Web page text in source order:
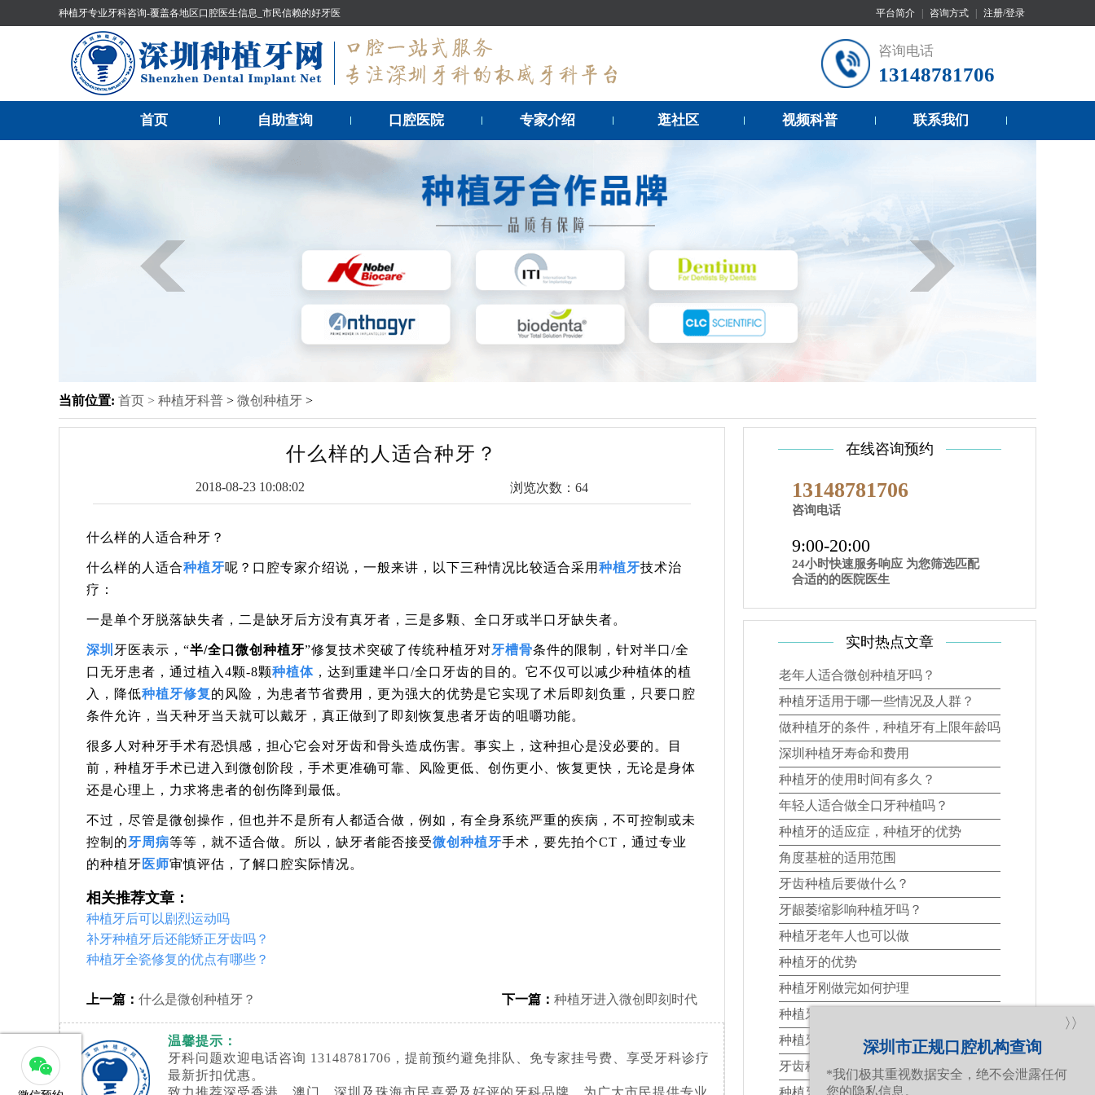
种植牙专业牙科咨询-覆盖各地区口腔医生信息_市民信赖的好牙医 平台简介 咨询方式 注册/登录
咨询电话
13148781706
首页 自助查询 口腔医院 专家介绍 逛社区 视频科普 联系我们
当前位置: 首页 > 种植牙科普 > 微创种植牙 >
什么样的人适合种牙？
2018-08-23 10:08:02 浏览次数：64
什么样的人适合种牙？
什么样的人适合种植牙呢？口腔专家介绍说，一般来讲，以下三种情况比较适合采用 种植牙技术治
疗：
一是单个牙脱落缺失者，二是缺牙后方没有真牙者，三是多颗、全口牙或半口牙缺失者。
深圳 牙医表示，“半/全口微创种植牙”修复技术突破了传统种植牙对牙槽骨条件的限制，针对半口/全
口无牙患者，通过植入4颗-8颗种植体，达到重建半口/全口牙齿的目的。它不仅可以减少种植体的植
入，降低种植牙修复的风险，为患者节省费用，更为强大的优势是它实现了术后即刻负重，只要口腔
条件允许，当天种牙当天就可以戴牙，真正做到了即刻恢复患者牙齿的咀嚼功能。
很多人对种牙手术有恐惧感，担心它会对牙齿和骨头造成伤害。事实上，这种担心是没必要的。目
前，种植牙手术已进入到微创阶段，手术更准确可靠、风险更低、创伤更小、恢复更快，无论是身体
还是心理上，力求将患者的创伤降到最低。
不过，尽管是微创操作，但也并不是所有人都适合做，例如，有全身系统严重的疾病，不可控制或未
控制的 牙周病等等，就不适合做。所以，缺牙者能否接受微创种植牙手术，要先拍个CT，通过专业
的种植牙 医师审慎评估，了解口腔实际情况。
相关推荐文章：
种植牙后可以剧烈运动吗
补牙种植牙后还能矫正牙齿吗？
种植牙全瓷修复的优点有哪些？
上一篇： 什么是微创种植牙？ 下一篇：种植牙进入微创即刻时代
温馨提示：
牙科问题欢迎电话咨询 13148781706，提前预约避免排队、免专家挂号费、享受牙科诊疗
最新折扣优惠。
致力推荐深受香港、澳门、深圳及珠海市民喜爱及好评的牙科品牌，为广大市民提供专业
在线咨询预约
13148781706
咨询电话
9:00-20:00
24小时快速服务响应 为您筛选匹配
合适的的医院医生
实时热点文章
老年人适合微创种植牙吗？
种植牙适用于哪一些情况及人群？
做种植牙的条件，种植牙有上限年龄吗
深圳种植牙寿命和费用
种植牙的使用时间有多久？
年轻人适合做全口牙种植吗？
种植牙的适应症，种植牙的优势
角度基桩的适用范围
牙齿种植后要做什么？
牙龈萎缩影响种植牙吗？
种植牙老年人也可以做
种植牙的优势
种植牙刚做完如何护理
种植牙适合的人群有哪些呢？
种植牙前该注意些什么？
牙齿种植的时机和维护
〉〉
深圳市正规口腔机构查询
*我们极其重视数据安全，绝不会泄露任何
您的隐私信息。